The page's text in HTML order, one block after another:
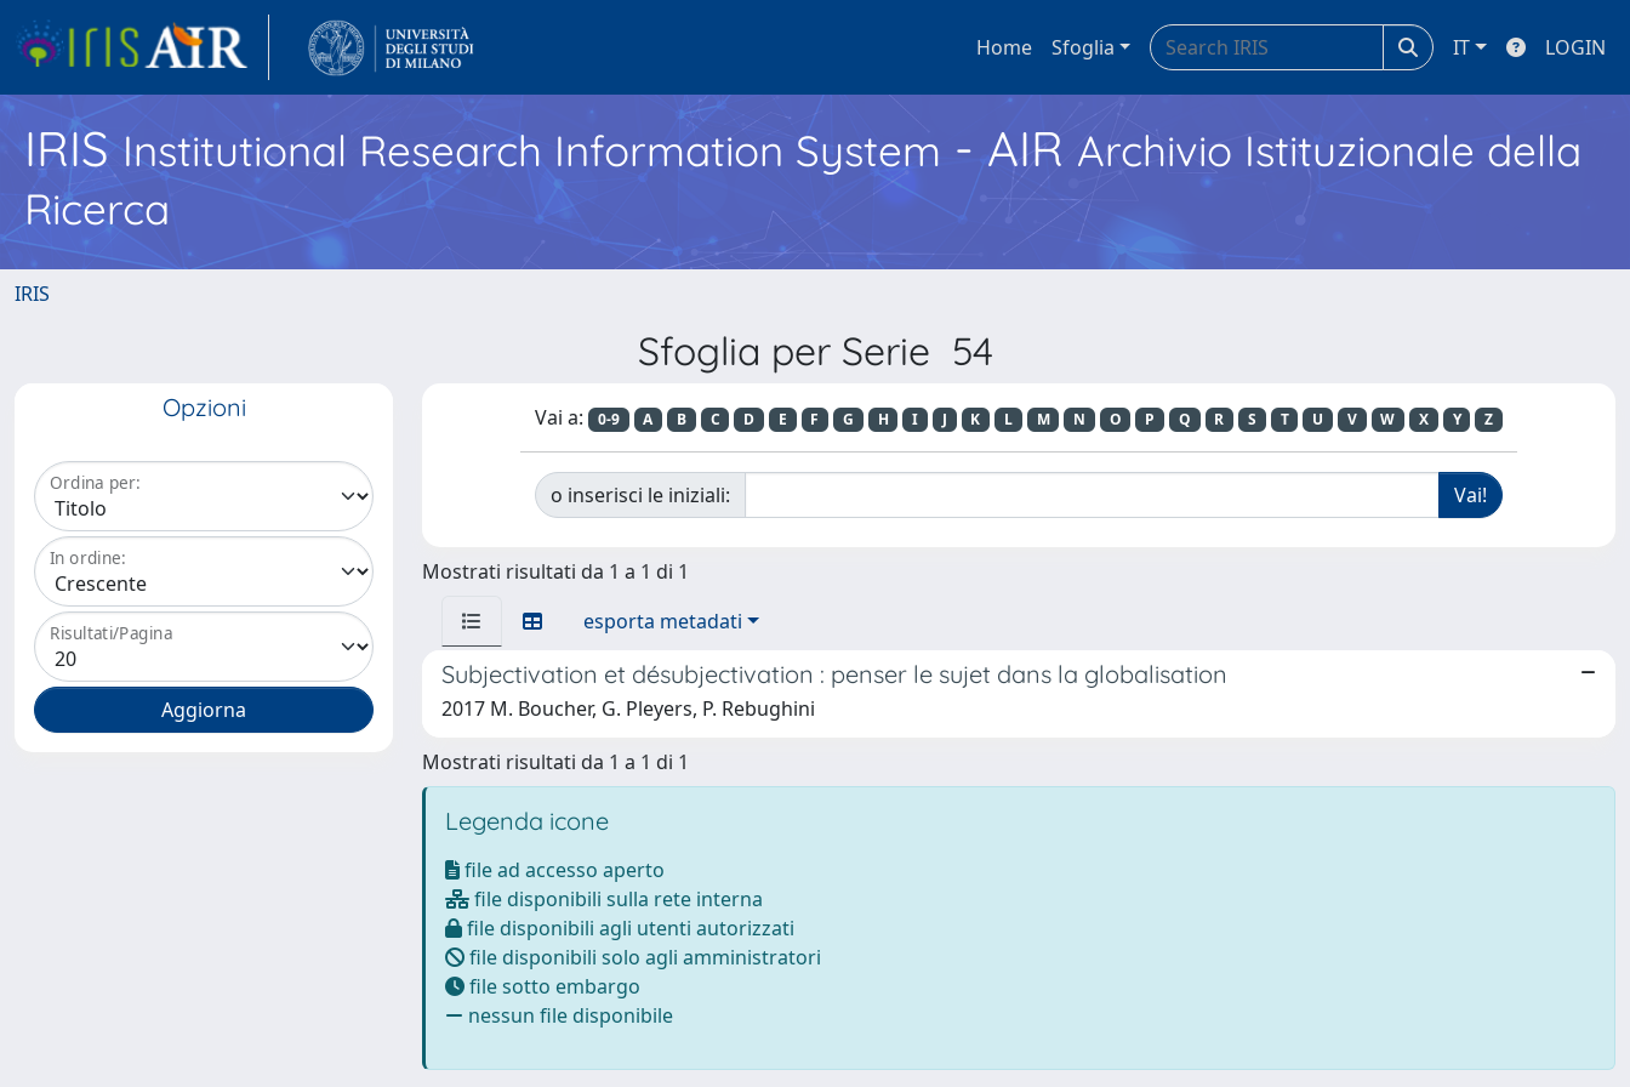
Home Sfoglia IT LOGIN
IRISInstitutional Research Information System - AIR Archivio Istituzionale della
Ricerca
IRIS
Sfoglia per Serie 54
Opzioni
Ordina per:
In ordine:
Risultati/Pagina
Vai a: 0-9 A B C D E F G H I J K L M N O P Q R S T U V W X Y Z
o inserisci le iniziali:
Mostrati risultati da 1 a 1 di 1
esporta metadati
Subjectivation et désubjectivation : penser le sujet dans la globalisation
2017 M. Boucher, G. Pleyers, P. Rebughini
Mostrati risultati da 1 a 1 di 1
Legenda icone
file ad accesso aperto
file disponibili sulla rete interna
file disponibili agli utenti autorizzati
file disponibili solo agli amministratori
file sotto embargo
nessun file disponibile